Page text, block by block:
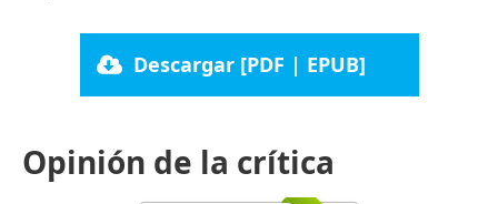
Descargar [PDF | EPUB]
Opinión de la crítica